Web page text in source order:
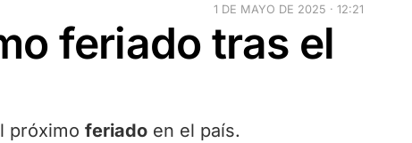
1 DE MAYO DE 2025 · 12:21
feriado tras el
próximo feriadoen el país.